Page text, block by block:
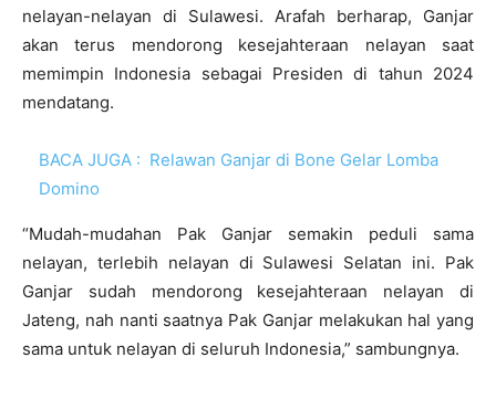
nelayan-nelayan di Sulawesi. Arafah berharap, Ganjar
akan terus mendorong kesejahteraan nelayan saat
memimpin Indonesia sebagai Presiden di tahun 2024
mendatang.
BACA JUGA : Relawan Ganjar di Bone Gelar Lomba
Domino
“Mudah-mudahan Pak Ganjar semakin peduli sama
nelayan, terlebih nelayan di Sulawesi Selatan ini. Pak
Ganjar sudah mendorong kesejahteraan nelayan di
Jateng, nah nanti saatnya Pak Ganjar melakukan hal yang
sama untuk nelayan di seluruh Indonesia,” sambungnya.